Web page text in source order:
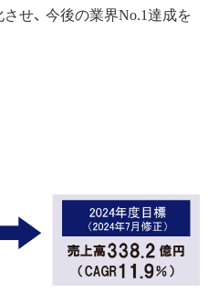
せ、 今後の業界No.1達成を